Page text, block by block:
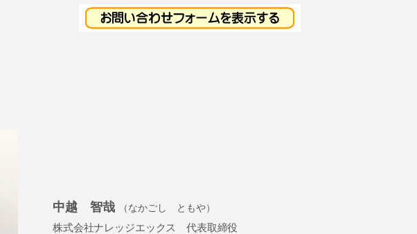
中越 智哉 （なかごし ともや）
株式会社ナレッジエックス 代表取締役